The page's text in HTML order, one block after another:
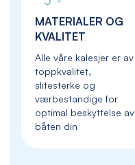
MATERIALER OG
KVALITET
Alle våre kalesjer er av
toppkvalitet,
slitesterke og
værbestandige for
optimal beskyttelse av
båten din